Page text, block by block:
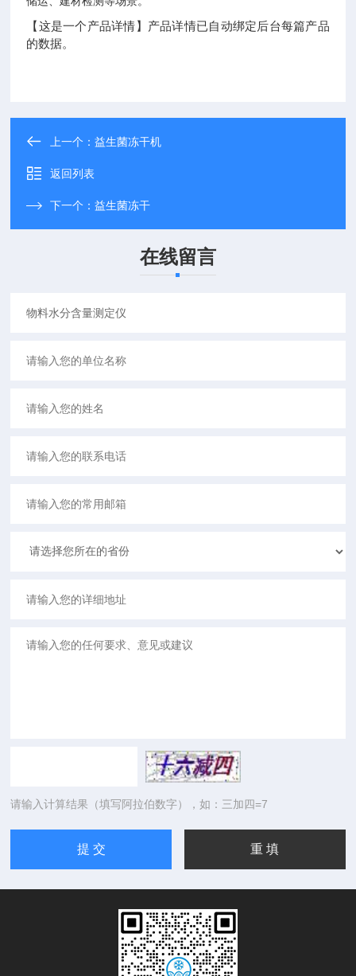
【这是一个产品详情】产品详情已自动绑定后台每篇产品
的数据。
上一个：益生菌冻干机
返回列表
下一个：益生菌冻干
在线留言
请输入计算结果（填写阿拉伯数字），如：三加四=7